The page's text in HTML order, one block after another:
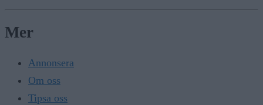
Mer
Annonsera
Om oss
Tipsa oss